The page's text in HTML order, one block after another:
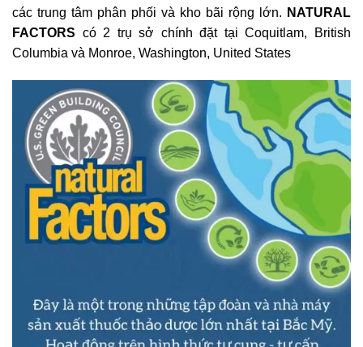
các trung tâm phân phối và kho bãi rộng lớn. NATURAL
FACTORS có 2 trụ sở chính đặt tại Coquitlam, British
Columbia và Monroe, Washington, United States